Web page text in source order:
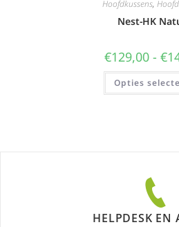
Hoofdkussens,
Nest-HK
€129,00 - €
Opties
HELPDESK EN